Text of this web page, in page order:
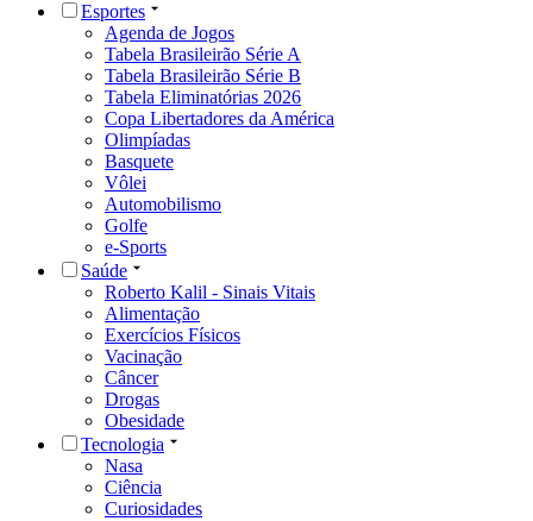
Esportes
Agenda de Jogos
Tabela Brasileirão Série A
Tabela Brasileirão Série B
Tabela Eliminatórias 2026
Copa Libertadores da América
Olimpíadas
Basquete
Vôlei
Automobilismo
Golfe
e-Sports
Saúde
Roberto Kalil - Sinais Vitais
Alimentação
Exercícios Físicos
Vacinação
Câncer
Drogas
Obesidade
Tecnologia
Nasa
Ciência
Curiosidades